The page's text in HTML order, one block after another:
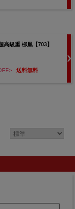
高級重 柳凰【703】
送料無料